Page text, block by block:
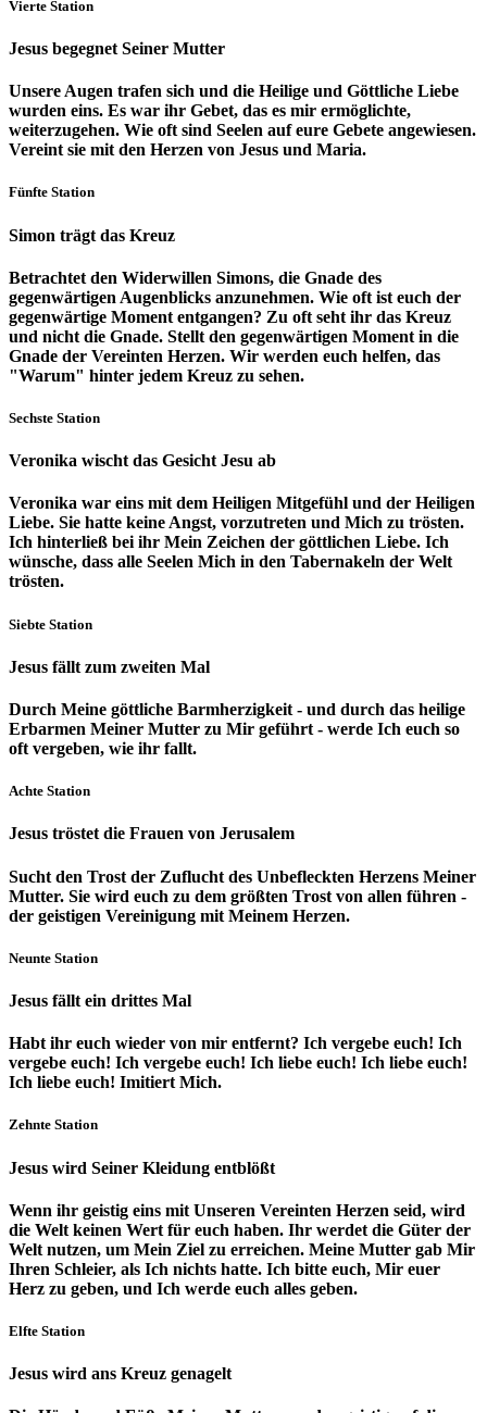
Vierte Station
Jesus begegnet Seiner Mutter
Unsere Augen trafen sich und die Heilige und Göttliche Liebe
wurden eins. Es war ihr Gebet, das es mir ermöglichte,
weiterzugehen. Wie oft sind Seelen auf eure Gebete angewiesen.
Vereint sie mit den Herzen von Jesus und Maria.
Fünfte Station
Simon trägt das Kreuz
Betrachtet den Widerwillen Simons, die Gnade des
gegenwärtigen Augenblicks anzunehmen. Wie oft ist euch der
gegenwärtige Moment entgangen? Zu oft seht ihr das Kreuz
und nicht die Gnade. Stellt den gegenwärtigen Moment in die
Gnade der Vereinten Herzen. Wir werden euch helfen, das
"Warum" hinter jedem Kreuz zu sehen.
Sechste Station
Veronika wischt das Gesicht Jesu ab
Veronika war eins mit dem Heiligen Mitgefühl und der Heiligen
Liebe. Sie hatte keine Angst, vorzutreten und Mich zu trösten.
Ich hinterließ bei ihr Mein Zeichen der göttlichen Liebe. Ich
wünsche, dass alle Seelen Mich in den Tabernakeln der Welt
trösten.
Siebte Station
Jesus fällt zum zweiten Mal
Durch Meine göttliche Barmherzigkeit - und durch das heilige
Erbarmen Meiner Mutter zu Mir geführt - werde Ich euch so
oft vergeben, wie ihr fallt.
Achte Station
Jesus tröstet die Frauen von Jerusalem
Sucht den Trost der Zuflucht des Unbefleckten Herzens Meiner
Mutter. Sie wird euch zu dem größten Trost von allen führen -
der geistigen Vereinigung mit Meinem Herzen.
Neunte Station
Jesus fällt ein drittes Mal
Habt ihr euch wieder von mir entfernt? Ich vergebe euch! Ich
vergebe euch! Ich vergebe euch! Ich liebe euch! Ich liebe euch!
Ich liebe euch! Imitiert Mich.
Zehnte Station
Jesus wird Seiner Kleidung entblößt
Wenn ihr geistig eins mit Unseren Vereinten Herzen seid, wird
die Welt keinen Wert für euch haben. Ihr werdet die Güter der
Welt nutzen, um Mein Ziel zu erreichen. Meine Mutter gab Mir
Ihren Schleier, als Ich nichts hatte. Ich bitte euch, Mir euer
Herz zu geben, und Ich werde euch alles geben.
Elfte Station
Jesus wird ans Kreuz genagelt